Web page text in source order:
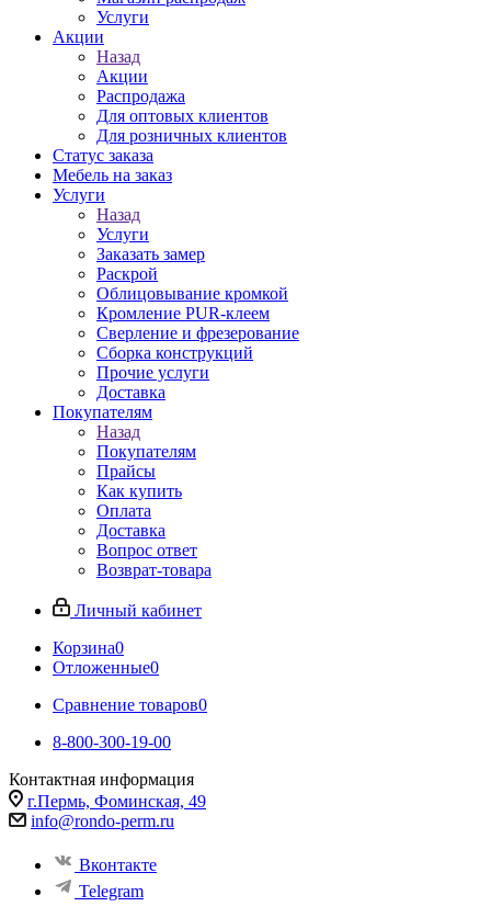
Услуги
Акции
Назад
Акции
Распродажа
Для оптовых клиентов
Для розничных клиентов
Статус заказа
Мебель на заказ
Услуги
Назад
Услуги
Заказать замер
Раскрой
Облицовывание кромкой
Кромление PUR-клеем
Сверление и фрезерование
Сборка конструкций
Прочие услуги
Доставка
Покупателям
Назад
Покупателям
Прайсы
Как купить
Оплата
Доставка
Вопрос ответ
Возврат-товара
Личный кабинет
Корзина0
Отложенные0
Сравнение товаров0
8-800-300-19-00
Контактная информация
г.Пермь, Фоминская, 49
info@rondo-perm.ru
Вконтакте
Telegram